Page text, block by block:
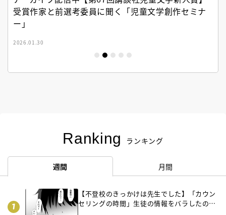
受賞作家と前選考委員に聞く「児童文学創作セミナ
ー」
2026.01.30
Ranking ランキング
週間 月間
【不登校のきっかけは先生でした】「カウン
セリングの時間」生徒の情報をバラしたの